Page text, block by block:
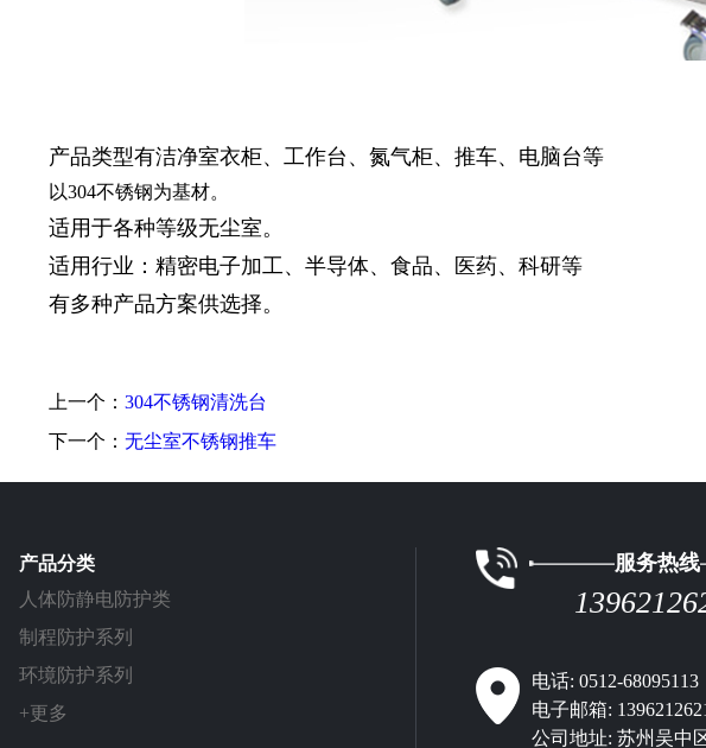
产品类型有洁净室衣柜、工作台、氮气柜、推车、电脑台等
以304不锈钢为基材。
适用于各种等级无尘室。
适用行业：精密电子加工、半导体、食品、医药、科研等
有多种产品方案供选择。
上一个： 304不锈钢清洗台
下一个： 无尘室不锈钢推车
产品分类
人体防静电防护类
制程防护系列
环境防护系列
+更多
服务热线
电话: 0512-68095113
电子邮箱:
公司地址: 苏州吴中